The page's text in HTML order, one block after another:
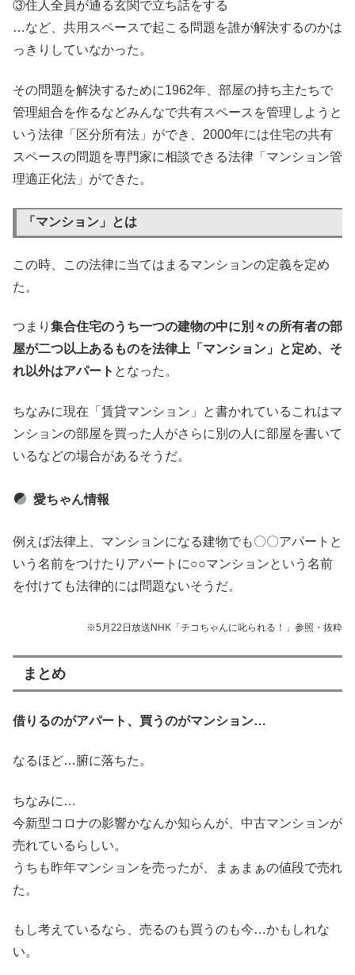
③住人全員が通る玄関で立ち話をする
…など、共用スペースで起こる問題を誰が解決するのかは
っきりしていなかった。
その問題を解決するために1962年、部屋の持ち主たちで
管理組合を作るなどみんなで共有スペースを管理しようと
いう法律「区分所有法」ができ、2000年には住宅の共有
スペースの問題を専門家に相談できる法律「マンション管
理適正化法」ができた。
「マンション」とは
この時、この法律に当てはまるマンションの定義を定め
た。
つまり 集合住宅のうち一つの建物の中に別々の所有者の部
屋が二つ以上あるものを法律上「マンション」と定め、そ
れ以外はアパート となった。
ちなみに現在「賃貸マンション」と書かれているこれはマ
ンションの部屋を買った人がさらに別の人に部屋を書いて
いるなどの場合があるそうだ。
愛ちゃん情報
例えば法律上、マンションになる建物でも〇〇アパートと
いう名前をつけたりアパートに○○マンションという名前
を付けても法律的には問題ないそうだ。
※5月22日放送NHK「チコちゃんに叱られる！」参照・抜粋
まとめ
借りるのがアパート、買うのがマンション…
なるほど…腑に落ちた。
ちなみに…
今新型コロナの影響かなんか知らんが、中古マンションが
売れているらしい。
うちも昨年マンションを売ったが、まぁまぁの値段で売れ
た。
もし考えているなら、売るのも買うのも今…かもしれな
い。